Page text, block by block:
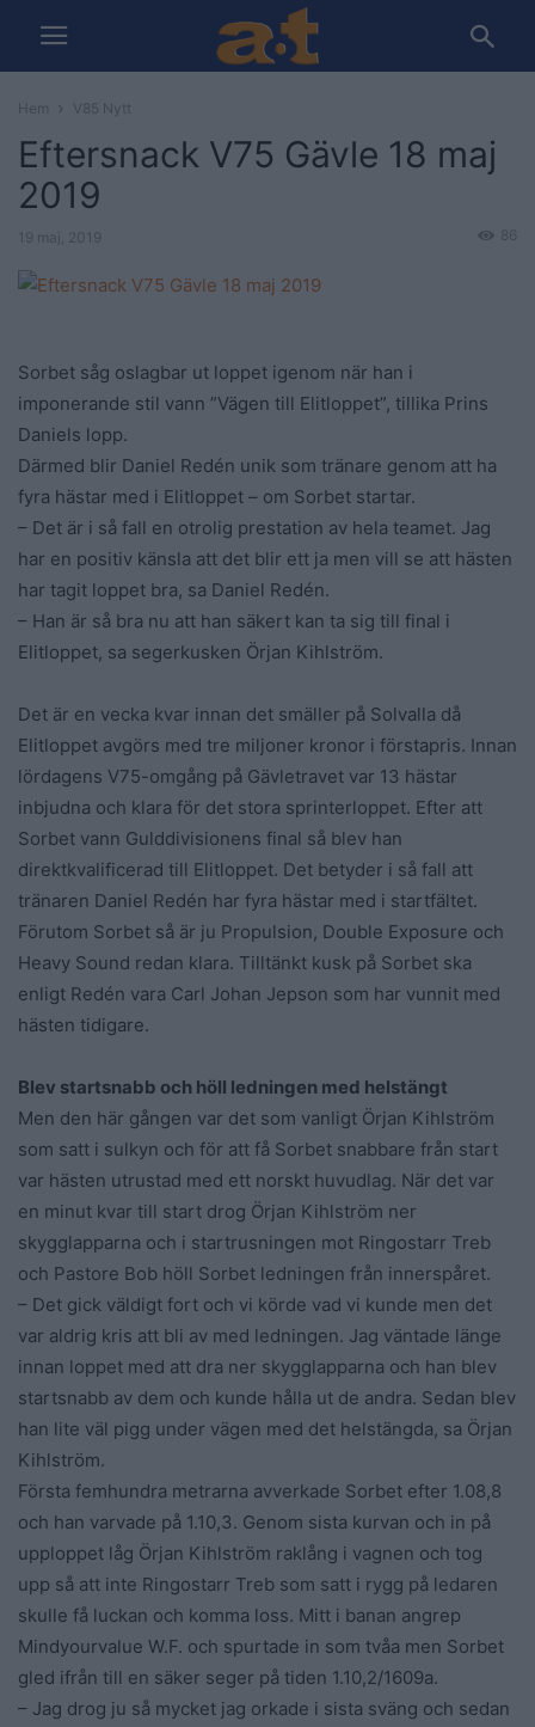
Hem V85 Nytt
Eftersnack V75 Gävle 18 maj
2019
19 maj, 2019 86
Sorbet såg oslagbar ut loppet igenom när han i
imponerande stil vann ”Vägen till Elitloppet”, tillika Prins
Daniels lopp.
Därmed blir Daniel Redén unik som tränare genom att ha
fyra hästar med i Elitloppet – om Sorbet startar.
– Det är i så fall en otrolig prestation av hela teamet. Jag
har en positiv känsla att det blir ett ja men vill se att hästen
har tagit loppet bra, sa Daniel Redén.
– Han är så bra nu att han säkert kan ta sig till final i
Elitloppet, sa segerkusken Örjan Kihlström.
Det är en vecka kvar innan det smäller på Solvalla då
Elitloppet avgörs med tre miljoner kronor i förstapris. Innan
lördagens V75-omgång på Gävletravet var 13 hästar
inbjudna och klara för det stora sprinterloppet. Efter att
Sorbet vann Gulddivisionens final så blev han
direktkvalificerad till Elitloppet. Det betyder i så fall att
tränaren Daniel Redén har fyra hästar med i startfältet.
Förutom Sorbet så är ju Propulsion, Double Exposure och
Heavy Sound redan klara. Tilltänkt kusk på Sorbet ska
enligt Redén vara Carl Johan Jepson som har vunnit med
hästen tidigare.
Blev startsnabb och höll ledningen med helstängt
Men den här gången var det som vanligt Örjan Kihlström
som satt i sulkyn och för att få Sorbet snabbare från start
var hästen utrustad med ett norskt huvudlag. När det var
en minut kvar till start drog Örjan Kihlström ner
skygglapparna och i startrusningen mot Ringostarr Treb
och Pastore Bob höll Sorbet ledningen från innerspåret.
– Det gick väldigt fort och vi körde vad vi kunde men det
var aldrig kris att bli av med ledningen. Jag väntade länge
innan loppet med att dra ner skygglapparna och han blev
startsnabb av dem och kunde hålla ut de andra. Sedan blev
han lite väl pigg under vägen med det helstängda, sa Örjan
Kihlström.
Första femhundra metrarna avverkade Sorbet efter 1.08,8
och han varvade på 1.10,3. Genom sista kurvan och in på
upploppet låg Örjan Kihlström raklång i vagnen och tog
upp så att inte Ringostarr Treb som satt i rygg på ledaren
skulle få luckan och komma loss. Mitt i banan angrep
Mindyourvalue W.F. och spurtade in som tvåa men Sorbet
gled ifrån till en säker seger på tiden 1.10,2/1609a.
– Jag drog ju så mycket jag orkade i sista sväng och sedan